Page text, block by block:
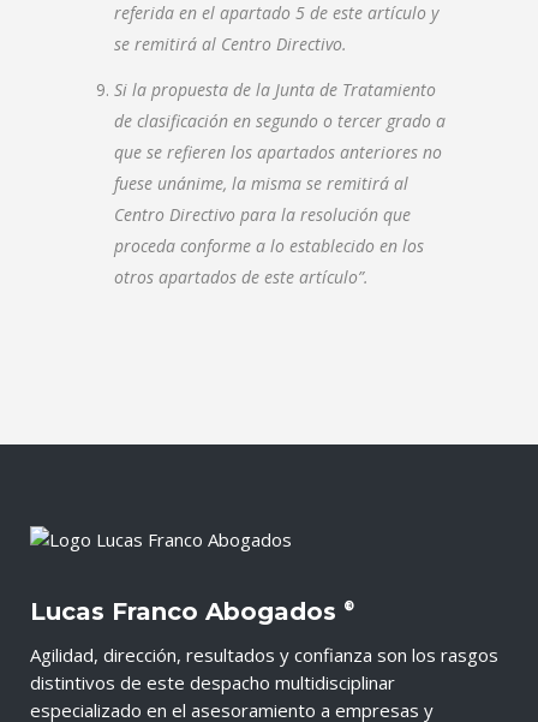
referida en el apartado 5 de este artículo y
se remitirá al Centro Directivo.
Si la propuesta de la Junta de Tratamiento
de clasificación en segundo o tercer grado a
que se refieren los apartados anteriores no
fuese unánime, la misma se remitirá al
Centro Directivo para la resolución que
proceda conforme a lo establecido en los
otros apartados de este artículo”.
Lucas Franco Abogados ®
Agilidad, dirección, resultados y confianza son los rasgos
distintivos de este despacho multidisciplinar
especializado en el asesoramiento a empresas y